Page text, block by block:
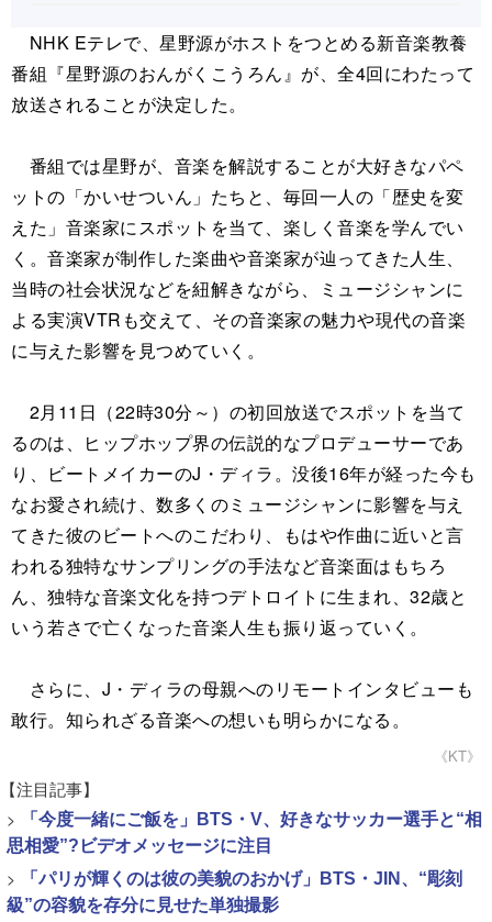
NHK Eテレで、星野源がホストをつとめる新音楽教養
番組『星野源のおんがくこうろん』が、全4回にわたって
放送されることが決定した。
番組では星野が、音楽を解説することが大好きなパペ
ットの「かいせついん」たちと、毎回一人の「歴史を変
えた」音楽家にスポットを当て、楽しく音楽を学んでい
く。音楽家が制作した楽曲や音楽家が辿ってきた人生、
当時の社会状況などを紐解きながら、ミュージシャンに
よる実演VTRも交えて、その音楽家の魅力や現代の音楽
に与えた影響を見つめていく。
2月11日（22時30分～）の初回放送でスポットを当て
るのは、ヒップホップ界の伝説的なプロデューサーであ
り、ビートメイカーのJ・ディラ。没後16年が経った今も
なお愛され続け、数多くのミュージシャンに影響を与え
てきた彼のビートへのこだわり、もはや作曲に近いと言
われる独特なサンプリングの手法など音楽面はもちろ
ん、独特な音楽文化を持つデトロイトに生まれ、32歳と
いう若さで亡くなった音楽人生も振り返っていく。
さらに、J・ディラの母親へのリモートインタビューも
敢行。知られざる音楽への想いも明らかになる。
《KT》
【注目記事】
>
「今度一緒にご飯を」BTS・V、好きなサッカー選手と“相
思相愛”?ビデオメッセージに注目
>
「パリが輝くのは彼の美貌のおかげ」BTS・JIN、“彫刻
級”の容貌を存分に見せた単独撮影